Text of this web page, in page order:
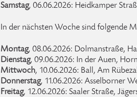
Samstag, 06.06.2026: Heidkamper
In der nächsten Woche sind folgende
Montag, 08.06.2026: Dolmanstraße,
Dienstag, 09.06.2026: In der Auen,
Mittwoch, 10.06.2026: Ball, Am
Donnerstag, 11.06.2026: Asselborner
Freitag, 12.06.2026: Saaler Straße,